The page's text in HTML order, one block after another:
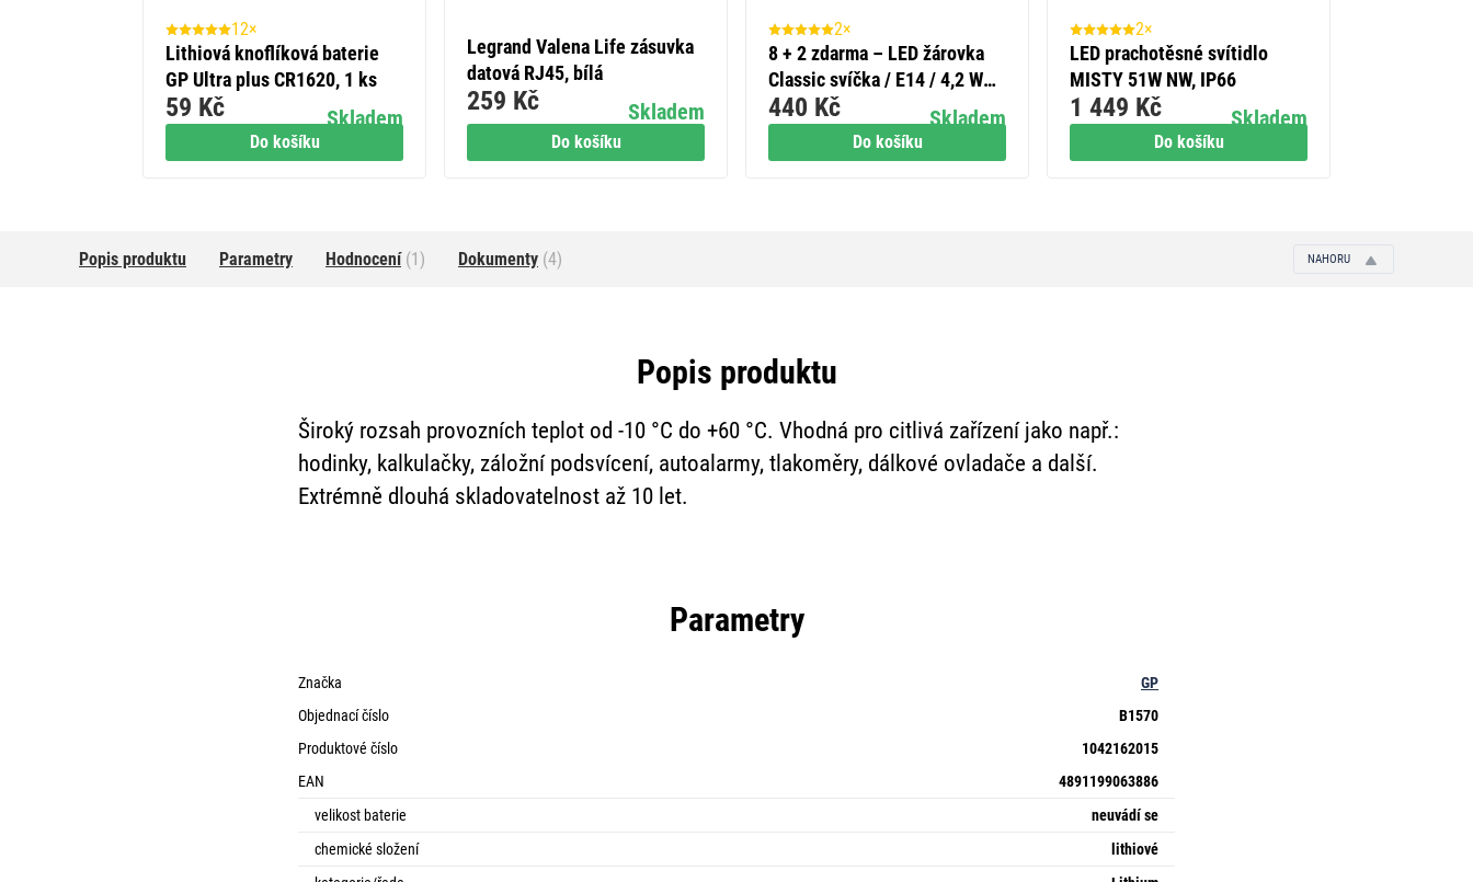
Do košíku
12×
Lithiová knoflíková baterie
GP Ultra plus CR1620, 1 ks
Skladem
59 Kč
Do košíku
Legrand Valena Life zásuvka
datová RJ45, bílá
Skladem
259 Kč
Do košíku
2×
8 + 2 zdarma – LED žárovka
Classic svíčka / E14 / 4,2 W
(40 W) / 470 lm / teplá bílá
Skladem
440 Kč
Do košíku
2×
LED prachotěsné svítidlo
MISTY 51W NW, IP66
Skladem
1 449 Kč
Popis produktu Parametry Hodnocení(1) Dokumenty (4) NAHORU
Popis produktu
Široký rozsah provozních teplot od -10 °C do +60 °C. Vhodná pro citlivá zařízení jako např.:
hodinky, kalkulačky, záložní podsvícení, autoalarmy, tlakoměry, dálkové ovladače a další.
Extrémně dlouhá skladovatelnost až 10 let.
Parametry
Značka
GP
Objednací číslo
B1570
Produktové číslo
1042162015
EAN
4891199063886
velikost baterie
neuvádí se
chemické složení
lithiové